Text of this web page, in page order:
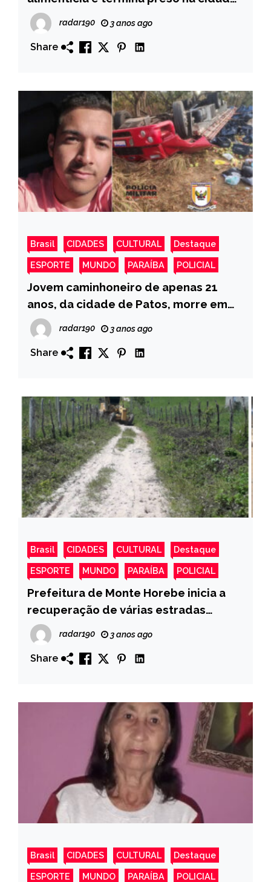
de Sousa
radar190 3 anos ago
Share
Brasil CIDADES CULTURAL Destaque
ESPORTE MUNDO PARAÍBA POLICIAL
Jovem caminhoneiro de apenas 21
anos, da cidade de Patos, morre em
acidente na madrugada desta
segunda-feira (24), em Minas Gerais
radar190 3 anos ago
Share
Brasil CIDADES CULTURAL Destaque
ESPORTE MUNDO PARAÍBA POLICIAL
Prefeitura de Monte Horebe inicia a
recuperação de várias estradas
vicinais após período de fortes chuvas
radar190 3 anos ago
Share
Brasil CIDADES CULTURAL Destaque
ESPORTE MUNDO PARAÍBA POLICIAL